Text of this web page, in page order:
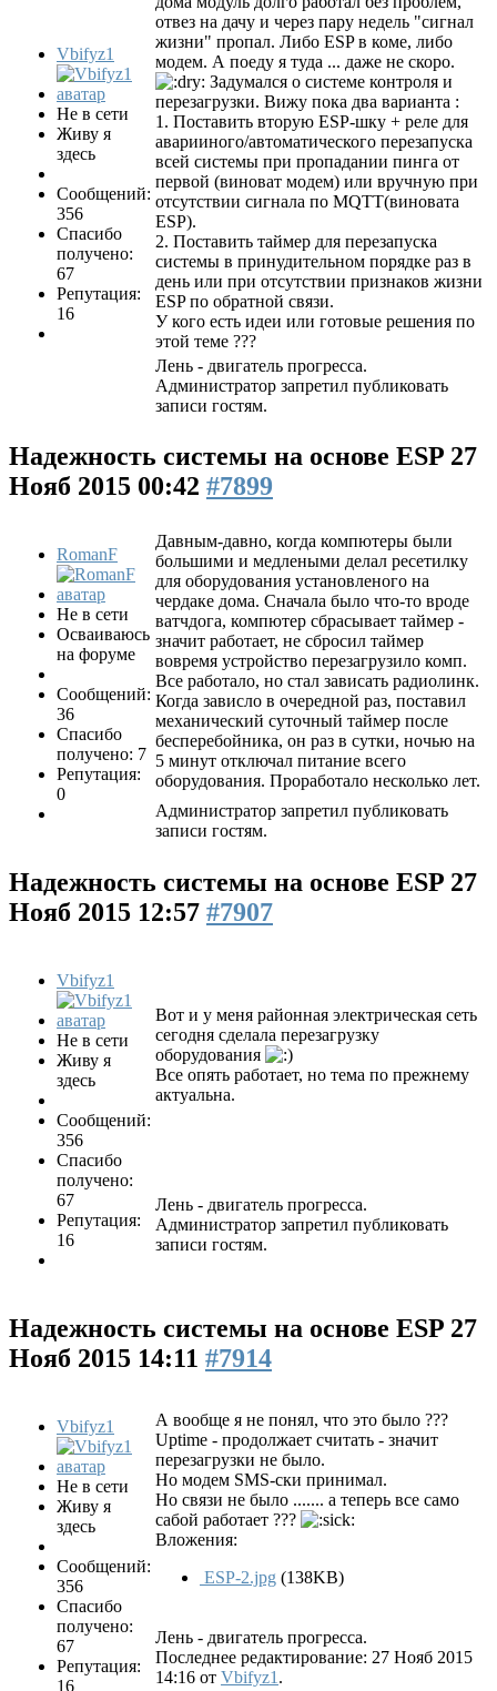
Vbifyz1
Не в сети
Живу я
здесь
Сообщений:
356
Спасибо
получено:
67
Репутация:
16
отвез на дачу и через пару недель "сигнал
жизни" пропал. Либо ESP в коме, либо
модем. А поеду я туда ... даже не скоро.
Задумался о системе контроля и
перезагрузки. Вижу пока два варианта :
1. Поставить вторую ESP-шку + реле для
аварииного/автоматического перезапуска
всей системы при пропадании пинга от
первой (виноват модем) или вручную при
отсутствии сигнала по MQTT(виновата
ESP).
2. Поставить таймер для перезапуска
системы в принудительном порядке раз в
день или при отсутствии признаков жизни
ESP по обратной связи.
У кого есть идеи или готовые решения по
этой теме ???
Лень - двигатель прогресса.
Администратор запретил публиковать
записи гостям.
Надежность системы на основе ESP 27
Нояб 2015 00:42 #7899
RomanF
Не в сети
Осваиваюсь
на форуме
Сообщений:
36
Спасибо
получено: 7
Репутация:
0
Давным-давно, когда компютеры были
большими и медлеными делал ресетилку
для оборудования установленого на
чердаке дома. Сначала было что-то вроде
ватчдога, компютер сбрасывает таймер -
значит работает, не сбросил таймер
вовремя устройство перезагрузило комп.
Все работало, но стал зависать радиолинк.
Когда зависло в очередной раз, поставил
механический суточный таймер после
бесперебойника, он раз в сутки, ночью на
5 минут отключал питание всего
оборудования. Проработало несколько лет.
Администратор запретил публиковать
записи гостям.
Надежность системы на основе ESP 27
Нояб 2015 12:57 #7907
Vbifyz1
Не в сети
Живу я
здесь
Сообщений:
356
Спасибо
получено:
67
Репутация:
16
Вот и у меня районная электрическая сеть
сегодня сделала перезагрузку
оборудования
Все опять работает, но тема по прежнему
актуальна.
Лень - двигатель прогресса.
Администратор запретил публиковать
записи гостям.
Надежность системы на основе ESP 27
Нояб 2015 14:11 #7914
Vbifyz1
Не в сети
Живу я
здесь
Сообщений:
356
Спасибо
получено:
67
Репутация:
16
А вообще я не понял, что это было ???
Uptime - продолжает считать - значит
перезагрузки не было.
Но модем SMS-ски принимал.
Но связи не было ....... а теперь все само
сабой работает ???
Вложения:
ESP-2.jpg (138KB)
Лень - двигатель прогресса.
Последнее редактирование: 27 Нояб 2015
14:16 от Vbifyz1 .